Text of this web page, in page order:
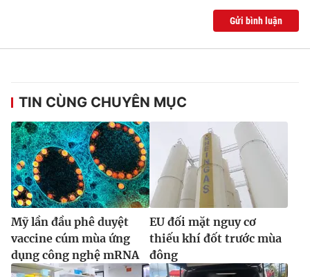
Gửi bình luận
TIN CÙNG CHUYÊN MỤC
Mỹ lần đầu phê duyệt
vaccine cúm mùa ứng
dụng công nghệ mRNA
EU đối mặt nguy cơ
thiếu khí đốt trước mùa
đông